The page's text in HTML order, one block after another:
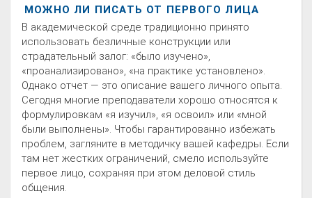
МОЖНО ЛИ ПИСАТЬ ОТ ПЕРВОГО ЛИЦА
В академической среде традиционно принято
использовать безличные конструкции или
страдательный залог: «было изучено»,
«проанализировано», «на практике установлено».
Однако отчет — это описание вашего личного опыта.
Сегодня многие преподаватели хорошо относятся к
формулировкам «я изучил», «я освоил» или «мной
были выполнены». Чтобы гарантированно избежать
проблем, загляните в методичку вашей кафедры. Если
там нет жестких ограничений, смело используйте
первое лицо, сохраняя при этом деловой стиль
общения.